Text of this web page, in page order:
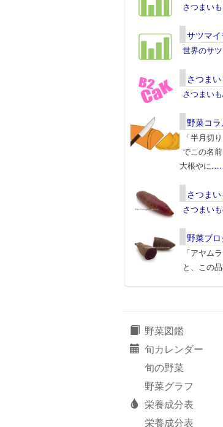
さつまい
サツマ
世界のサ
さつま
さつまい
野菜コ
「半月切
でこの名前
大根やに
さつま
さつまい
野菜ブ
「アヤム
と、この
野菜図鑑
旬カレンダー
旬の野菜
野菜グラフ
栄養成分表
栄養成分表